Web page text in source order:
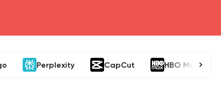
Perplexity CapCut HBO Max